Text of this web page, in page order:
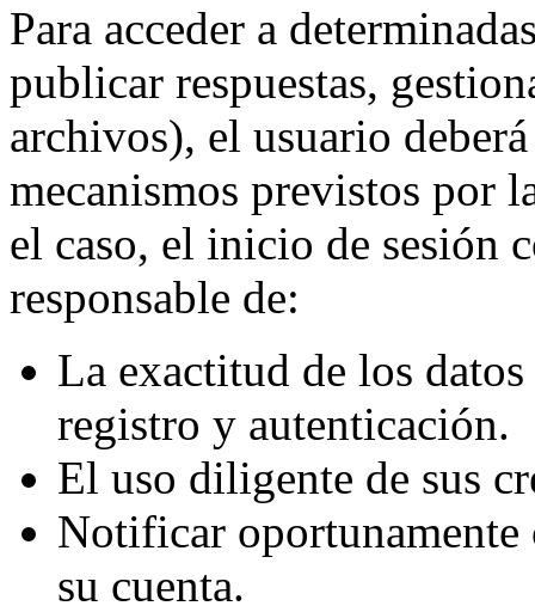
Para acceder a
publicar respuestas,
archivos), el usuario
mecanismos previstos por
el caso, el inicio de sesión
responsable de:
La exactitud de los
registro y autenticación.
El uso diligente de sus
Notificar oportunamente
su cuenta.